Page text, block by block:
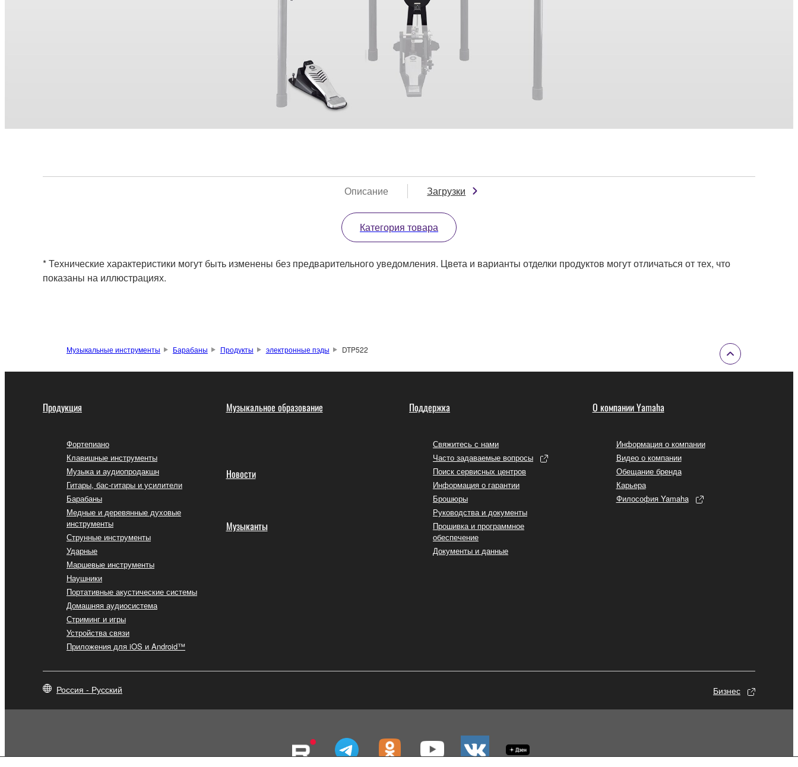
Описание Загрузки
Категория товара
* Технические характеристики могут быть изменены без предварительного уведомления. Цвета и варианты отделки продуктов могут отличаться от тех, что
показаны на иллюстрациях.
Музыкальные инструменты Барабаны Продукты электронные пэды DTP522
Продукция
Фортепиано
Клавишные инструменты
Музыка и аудиопродакшн
Гитары, бас-гитары и усилители
Барабаны
Медные и деревянные духовые
инструменты
Струнные инструменты
Ударные
Маршевые инструменты
Наушники
Портативные акустические системы
Домашняя аудиосистема
Стриминг и игры
Устройства связи
Приложения для iOS и Android™
Музыкальное образование
Новости
Музыканты
Поддержка
Свяжитесь с нами
Часто задаваемые вопросы
Поиск сервисных центров
Информация о гарантии
Брошюры
Руководства и документы
Прошивка и программное
обеспечение
Документы и данные
О компании Yamaha
Информация о компании
Видео о компании
Обещание бренда
Карьера
Философия Yamaha
Россия - Русский Бизнес